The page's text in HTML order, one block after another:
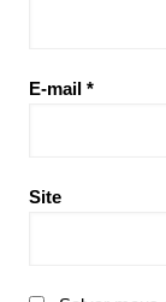
E-mail *
Site